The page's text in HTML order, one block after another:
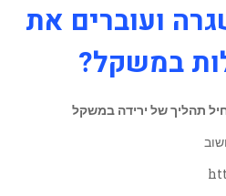
ועוברים את
במשקל?
תהליך של ירידה במשקל